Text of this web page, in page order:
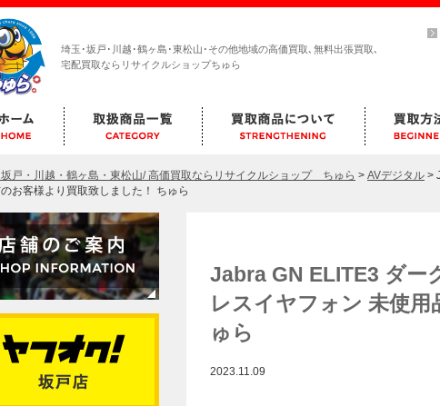
埼玉･坂戸･川越･鶴ヶ島･東松山･その他地域の高価買取､無料出張買取､
宅配買取ならリサイクルショップちゅら
戸・川越・鶴ヶ島・東松山/ 高価買取ならリサイクルショップ ちゅら > AVデジタル >
お客様より買取致しました！ ちゅら
Jabra GN ELITE3 ダー
レスイヤフォン 未使用
ゅら
2023.11.09